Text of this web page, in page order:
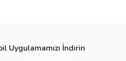
Uygulamamızı İndirin